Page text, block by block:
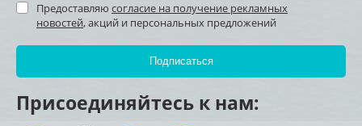
Предоставляю согласие на получение рекламных
новостей, акций и персональных предложений
Присоединяйтесь к нам: